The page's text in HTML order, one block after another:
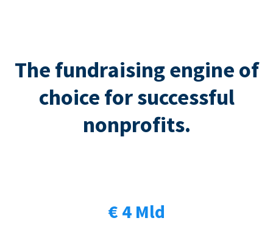
The fundraising engine of
choice for successful
nonprofits.
€ 4 Mld